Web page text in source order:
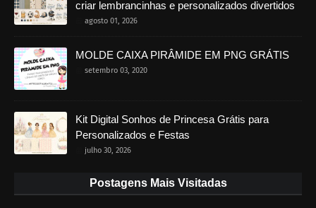
criar lembrancinhas e personalizados divertidos
agosto 01, 2026
MOLDE CAIXA PIRÂMIDE EM PNG GRÁTIS
setembro 03, 2020
Kit Digital Sonhos de Princesa Grátis para
Personalizados e Festas
julho 30, 2026
Postagens Mais Visitadas